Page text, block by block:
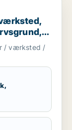
klinik,
til salg i
/ værksted /